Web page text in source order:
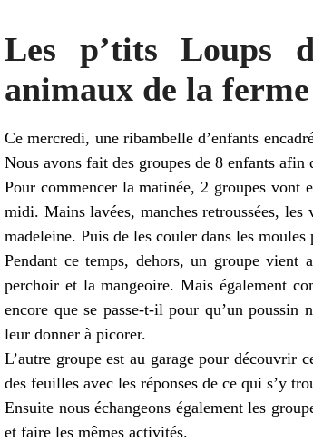
Les p’tits Loups
animaux de la ferme
Ce mercredi, une ribambelle d’enfants
Nous avons fait des groupes de 8 enfants
Pour commencer la matinée, 2 groupes vont
midi. Mains lavées, manches retroussées,
madeleine. Puis de les couler dans les moules
Pendant ce temps, dehors, un groupe
perchoir et la mangeoire. Mais également
encore que se passe-t-il pour qu’un poussin
leur donner à picorer.
L’autre groupe est au garage pour découvrir
des feuilles avec les réponses de ce qui s’y
Ensuite nous échangeons également les
et faire les mêmes activités.